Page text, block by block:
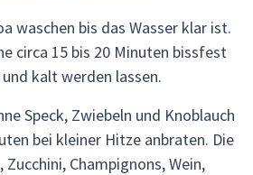
waschen bis das Wasser klar ist.
circa 15 bis 20 Minuten bissfest
kalt werden lassen.
Speck, Zwiebeln und Knoblauch
bei kleiner Hitze anbraten. Die
Champignons, Wein,